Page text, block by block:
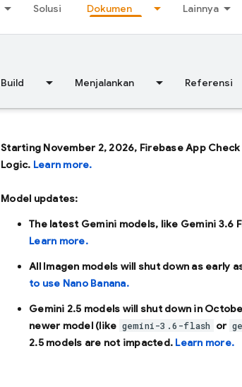
Solusi Dokumen Lainnya
Build Menjalankan Referensi
Starting November 2, 2026, Firebase App
Logic. Learn more.
Model updates:
The latest Gemini models, like Gemini 3.6
Learn more.
All Imagen models will shut down as early
to use Nano Banana.
Gemini 2.5 models will shut down in
newer model (like gemini-3.6-flash or
2.5 models are not impacted. Learn more.